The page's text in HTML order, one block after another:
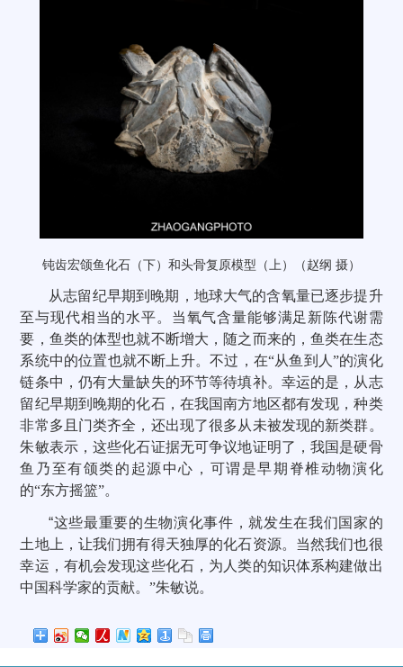
钝齿宏颌鱼化石（下）和头骨复原模型（上）（赵纲 摄）
从志留纪早期到晚期，地球大气的含氧量已逐步提升
至与现代相当的水平。当氧气含量能够满足新陈代谢需
要，鱼类的体型也就不断增大，随之而来的，鱼类在生态
系统中的位置也就不断上升。不过，在“从鱼到人”的演化
链条中，仍有大量缺失的环节等待填补。幸运的是，从志
留纪早期到晚期的化石，在我国南方地区都有发现，种类
非常多且门类齐全，还出现了很多从未被发现的新类群。
朱敏表示，这些化石证据无可争议地证明了，我国是硬骨
鱼乃至有颌类的起源中心，可谓是早期脊椎动物演化
的“东方摇篮”。
“这些最重要的生物演化事件，就发生在我们国家的
土地上，让我们拥有得天独厚的化石资源。当然我们也很
幸运，有机会发现这些化石，为人类的知识体系构建做出
中国科学家的贡献。”朱敏说。